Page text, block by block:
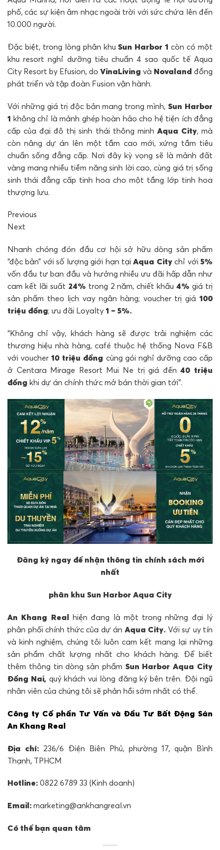
phố, các sự kiện âm nhạc ngoài trời với sức chứa lên đến
10.000 người.
Đặc biệt, trong lòng phân khuSun Harbor 1 còn có một
khu resort nghỉ dưỡng tiêu chuẩn 4 sao quốc tế Aqua
City Resort by Efusion, do VinaLiving và Novaland đồng
phát triển và tập đoàn Fusion vận hành.
Với những giá trị độc bản mang trong mình,Sun Harbor
1 không chỉ là mảnh ghép hoàn hảo cho hệ tiện ích đẳng
cấp của đại đô thị sinh thái thông minh Aqua City, mà
còn nâng dự án lên một tầm cao mới, xứng tầm tiêu
chuẩn sống đẳng cấp. Nơi đây kỳ vọng sẽ là mảnh đất
vàng mang nhiều tiềm năng sinh lời cao, cùng giá trị sống
sinh thái đẳng cấp tinh hoa cho một tầng lớp tinh hoa
thượng lưu.
Previous
Next
Nhanh chóng đón đầu cơ hội sở hữu dòng sản phẩm
“độc bản” với số lượng giới hạn tại Aqua Citychỉ với5%
vốn đầu tư ban đầu và hưởng nhiều ưu đãi hấp dẫn như
cam kết lãi suất 24% trong 2 năm, chiết khấu4% giá trị
sản phẩm theo lịch vay ngân hàng; voucher trị giá 100
triệu đồng; ưu đãi Loyalty 1 – 5%.
“Không chỉ vậy, khách hàng sẽ được trải nghiệm các
thương hiệu nhà hàng, café thuộc hệ thống Nova F&B
với voucher10 triệu đồng cùng gói nghỉ dưỡng cao cấp
ở Centara Mirage Resort Mui Ne trị giá đến40 triệu
đồng khi dự án chính thức mở bán thời gian tới”.
Đăng ký ngay để nhận thông tin chính sách mới
nhất
phân khu Sun Harbor Aqua City
An Khang Real hiện đang là một trong những đại lý
phân phối chính thức của dự án Aqua City. Với sự uy tín
và kinh nghiệm, chúng tôi luôn cam kết mang lại những
sản phẩm chất lượng nhất cho khách hàng. Để biết
thêm thông tin dòng sản phẩm Sun Harbor Aqua City
Đồng Nai, quý khách vui lòng đăng ký bên trên. Đội ngũ
nhân viên của chúng tôi sẽ phản hồi sớm nhất có thể.
Công ty Cổ phần Tư Vấn và Đầu Tư Bất Động Sản
An Khang Real
Địa chỉ: 236/6 Điện Biên Phủ, phường 17, quận Bình
Thạnh, TPHCM
Hotline: 0822 6789 33 (Kinh doanh)
Email: marketing@ankhangreal.vn
Có thể bạn quan tâm